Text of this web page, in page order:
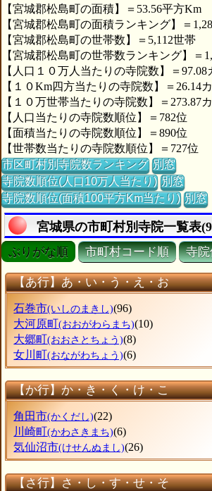
【宮城郡松島町の面積】＝53.56平方Km
【宮城郡松島町の面積ランキング】＝
【宮城郡松島町の世帯数】＝5,112世帯
【宮城郡松島町の世帯数ランキング】＝
【人口１０万人当たりの寺院数】＝97.08
【１０Km四方当たりの寺院数】＝26.14
【１０万世帯当たりの寺院数】＝273.87
【人口当たりの寺院数順位】＝782位
【面積当たりの寺院数順位】＝890位
【世帯数当たりの寺院数順位】＝727位
市区町村別寺院数ランキング 別窓
寺院数順位(人口10万人当たり) 別窓
寺院数順位(面積100平方Km当たり) 別窓
宮城県の市町村別寺院一覧表
ぶりがな順 市町村コード順 寺
【あ行】あ・い・う・え・お
石巻市(いしのまきし)(96)
大河原町(おおがわらまち)(10)
大郷町(おおさとちょう)(8)
女川町(おながわちょう)(6)
【か行】か・き・く・け・こ
角田市(かくだし)(22)
川崎町(かわさきまち)(6)
気仙沼市(けせんぬまし)(26)
【さ行】さ・し・す・せ・そ